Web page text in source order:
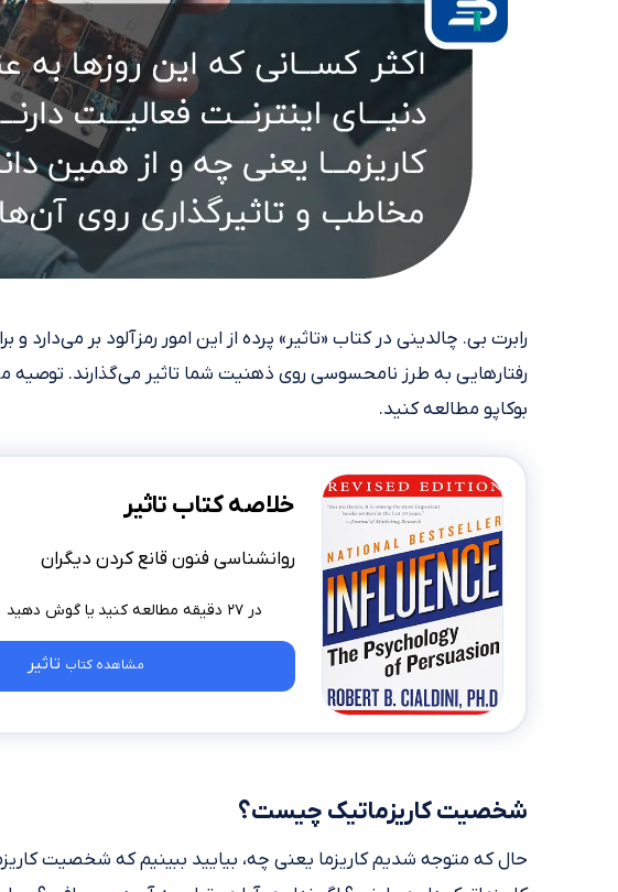
رابرت بی. چالدینی در کتاب «تاثیر» پرده از این امور رمزآلود بر می‌دارد
رفتارهایی به طرز نامحسوسی روی ذهنیت شما تاثیر می‌گذارند. توصیه
بوکاپو مطالعه کنید.
خلاصه کتاب تاثیر
روانشناسی فنون قانع کردن دیگران
در ۲۷ دقیقه مطالعه کنید
مشاهده کتاب تاثیر
شخصیت کاریزماتیک چیست؟
حال که متوجه شدیم کاریزما یعنی چه، بیایید ببینیم که شخصیت